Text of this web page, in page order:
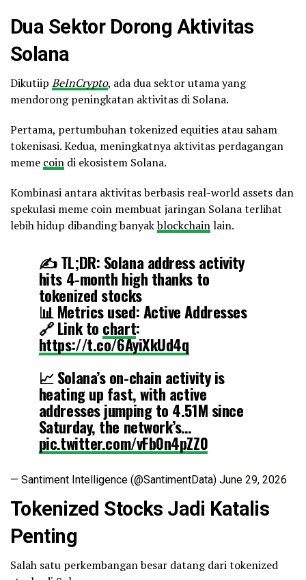
Dua Sektor Dorong Aktivitas
Solana
Dikutiip BeInCrypto, ada dua sektor utama yang
mendorong peningkatan aktivitas di Solana.
Pertama, pertumbuhan tokenized equities atau saham
tokenisasi. Kedua, meningkatnya aktivitas perdagangan
meme coin di ekosistem Solana.
Kombinasi antara aktivitas berbasis real-world assets dan
spekulasi meme coin membuat jaringan Solana terlihat
lebih hidup dibanding banyakblockchainlain.
✍️ TL;DR: Solana address activity
hits 4-month high thanks to
tokenized stocks
📊 Metrics used: Active Addresses
🔗 Link to chart:
https://t.co/6AyiXkUd4q
📈 Solana’s on-chain activity is
heating up fast, with active
addresses jumping to 4.51M since
Saturday, the network’s…
pic.twitter.com/vFb0n4pZZ0
— Santiment Intelligence (@SantimentData) June 29, 2026
Tokenized Stocks Jadi Katalis
Penting
Salah satu perkembangan besar datang dari tokenized